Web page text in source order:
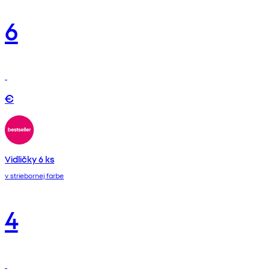
6
€
Vidličky 6 ks
v striebornej farbe
4